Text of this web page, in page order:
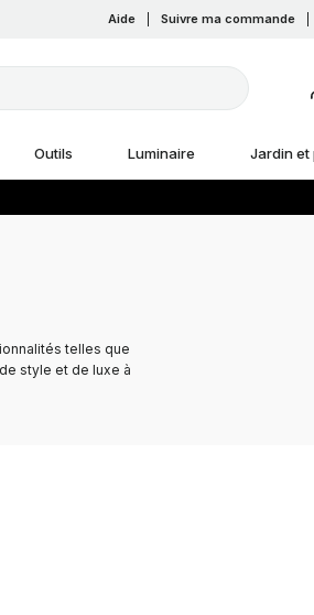
Aide Suivre ma commande
Outils Luminaire Jardin et
telles que
style et de luxe à